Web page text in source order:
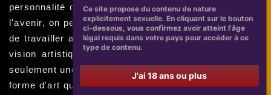
personnalité de Monica et sa beauté naturelle. Dans
l'avenir, on peut s'attendre à ce que Monica continue
de travailler avec des photographes qui partagent sa
vision artistique. Les photos candides ne sont pas
seulement une tendance de mode, mais une véritable
forme d'art qui ouvre la voie à une nouvelle façon de
Ce site propose du contenu de nature
explicitement sexuelle. En cliquant sur le bouton
ci-dessous, vous confirmez avoir atteint l'âge
légal requis dans votre pays pour accéder à ce
type de contenu.
J'ai 18 ans ou plus